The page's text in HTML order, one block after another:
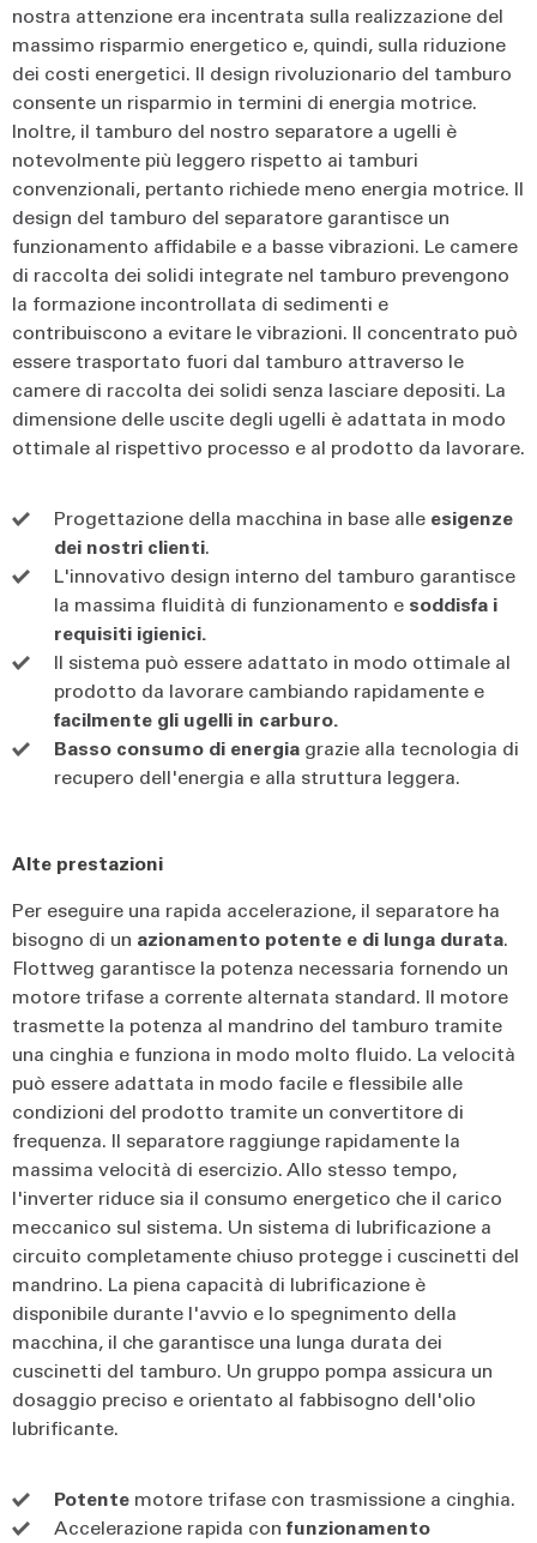
nostra attenzione era incentrata sulla realizzazione del
massimo risparmio energetico e, quindi, sulla riduzione
dei costi energetici. Il design rivoluzionario del tamburo
consente un risparmio in termini di energia motrice.
Inoltre, il tamburo del nostro separatore a ugelli è
notevolmente più leggero rispetto ai tamburi
convenzionali, pertanto richiede meno energia motrice. Il
design del tamburo del separatore garantisce un
funzionamento affidabile e a basse vibrazioni. Le camere
di raccolta dei solidi integrate nel tamburo prevengono
la formazione incontrollata di sedimenti e
contribuiscono a evitare le vibrazioni. Il concentrato può
essere trasportato fuori dal tamburo attraverso le
camere di raccolta dei solidi senza lasciare depositi. La
dimensione delle uscite degli ugelli è adattata in modo
ottimale al rispettivo processo e al prodotto da lavorare.
Progettazione della macchina in base alle esigenze
dei nostri clienti.
L'innovativo design interno del tamburo garantisce
la massima fluidità di funzionamento e soddisfa i
requisiti igienici.
Il sistema può essere adattato in modo ottimale al
prodotto da lavorare cambiando rapidamente e
facilmente gli ugelli in carburo.
Basso consumo di energia grazie alla tecnologia di
recupero dell'energia e alla struttura leggera.
Alte prestazioni
Per eseguire una rapida accelerazione, il separatore ha
bisogno di un azionamento potente e di lunga durata.
Flottweg garantisce la potenza necessaria fornendo un
motore trifase a corrente alternata standard. Il motore
trasmette la potenza al mandrino del tamburo tramite
una cinghia e funziona in modo molto fluido. La velocità
può essere adattata in modo facile e flessibile alle
condizioni del prodotto tramite un convertitore di
frequenza. Il separatore raggiunge rapidamente la
massima velocità di esercizio. Allo stesso tempo,
l'inverter riduce sia il consumo energetico che il carico
meccanico sul sistema. Un sistema di lubrificazione a
circuito completamente chiuso protegge i cuscinetti del
mandrino. La piena capacità di lubrificazione è
disponibile durante l'avvio e lo spegnimento della
macchina, il che garantisce una lunga durata dei
cuscinetti del tamburo. Un gruppo pompa assicura un
dosaggio preciso e orientato al fabbisogno dell'olio
lubrificante.
Potente motore trifase con trasmissione a cinghia.
Accelerazione rapida con funzionamento